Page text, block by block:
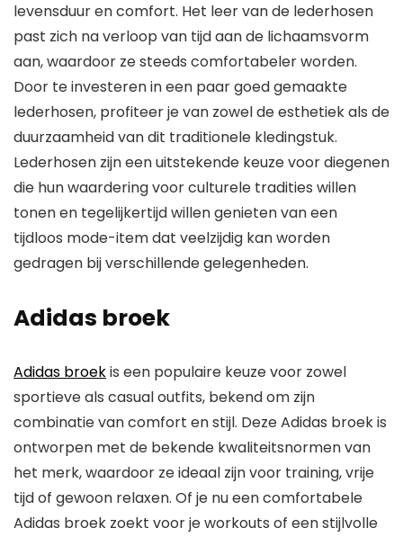
levensduur en comfort. Het leer van de lederhosen
past zich na verloop van tijd aan de lichaamsvorm
aan, waardoor ze steeds comfortabeler worden.
Door te investeren in een paar goed gemaakte
lederhosen, profiteer je van zowel de esthetiek als de
duurzaamheid van dit traditionele kledingstuk.
Lederhosen zijn een uitstekende keuze voor diegenen
die hun waardering voor culturele tradities willen
tonen en tegelijkertijd willen genieten van een
tijdloos mode-item dat veelzijdig kan worden
gedragen bij verschillende gelegenheden.
Adidas broek
Adidas broekis een populaire keuze voor zowel
sportieve als casual outfits, bekend om zijn
combinatie van comfort en stijl. Deze Adidas broek is
ontworpen met de bekende kwaliteitsnormen van
het merk, waardoor ze ideaal zijn voor training, vrije
tijd of gewoon relaxen. Of je nu een comfortabele
Adidas broek zoekt voor je workouts of een stijlvolle